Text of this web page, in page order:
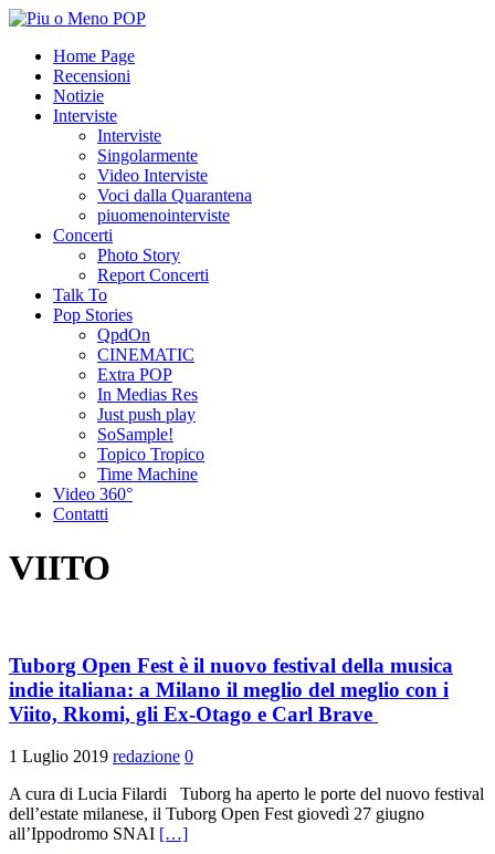
Home Page
Recensioni
Notizie
Interviste
Interviste
Singolarmente
Video Interviste
Voci dalla Quarantena
piuomenointerviste
Concerti
Photo Story
Report Concerti
Talk To
Pop Stories
QpdOn
CINEMATIC
Extra POP
In Medias Res
Just push play
SoSample!
Topico Tropico
Time Machine
Video 360°
Contatti
VIITO
Tuborg Open Fest è il nuovo festival della musica
indie italiana: a Milano il meglio del meglio con i
Viito, Rkomi, gli Ex-Otago e Carl Brave
1 Luglio 2019 redazione 0
A cura di Lucia Filardi Tuborg ha aperto le porte del nuovo festival
dell’estate milanese, il Tuborg Open Fest giovedì 27 giugno
all’Ippodromo SNAI […]